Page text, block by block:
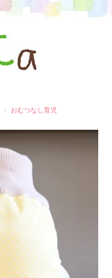
おむつなし育児